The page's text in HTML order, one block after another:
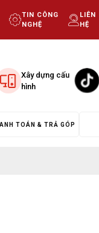
TIN CÔNG
NGHỆ
LIÊN
HỆ
Xây dựng cấu
hình
TOÁN & TRẢ GÓP